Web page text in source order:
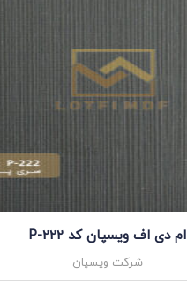
ام دی اف ویسپان کد P-222
شرکت ویسپان